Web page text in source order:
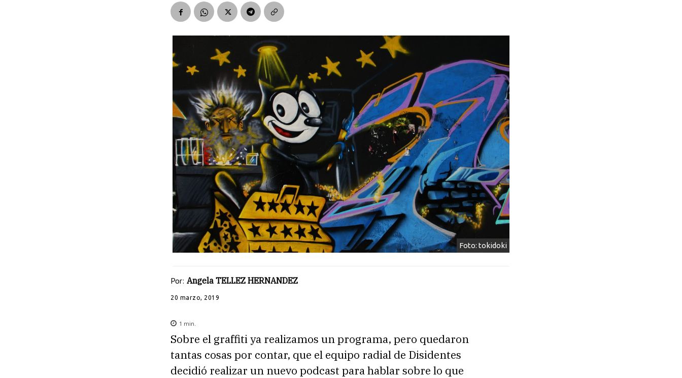
Foto: tokidoki
Por: Angela TELLEZ HERNANDEZ
20 marzo, 2019
1 min.
Sobre el graffiti ya realizamos un programa, pero quedaron
tantas cosas por contar, que el equipo radial de Disidentes
decidió realizar un nuevo podcast para hablar sobre lo que